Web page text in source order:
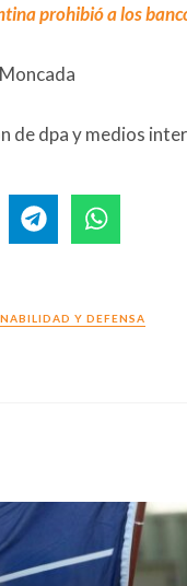
prohibió a los
de dpa y medios
Y DEFENSA